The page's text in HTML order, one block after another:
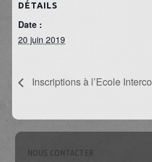
DÉTAILS
Date :
20 juin 2019
Inscriptions à l’Ecole
NOUS CONTACTER